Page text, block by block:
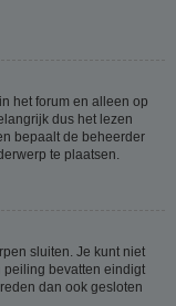
het forum en alleen op
dus het lezen
bepaalt de beheerder
te plaatsen.
sluiten. Je kunt niet
peiling bevatten eindigt
dan ook gesloten